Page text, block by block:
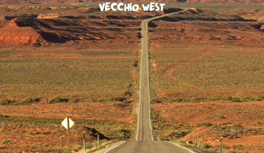
Vecchio West